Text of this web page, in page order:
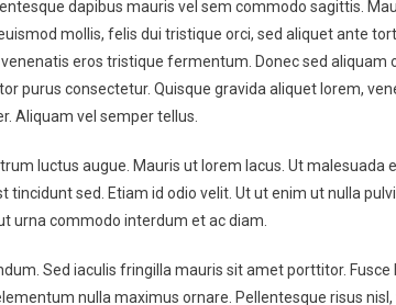
dapibus mauris vel sem commodo sagittis.
mollis, felis dui tristique orci, sed aliquet ante
eros tristique fermentum. Donec sed aliquam
purus consectetur. Quisque gravida aliquet lorem,
Aliquam vel semper tellus.
luctus augue. Mauris ut lorem lacus. Ut malesuada
tincidunt sed. Etiam id odio velit. Ut ut enim ut nulla
urna commodo interdum et ac diam.
Sed iaculis fringilla mauris sit amet porttitor.
nulla maximus ornare. Pellentesque risus